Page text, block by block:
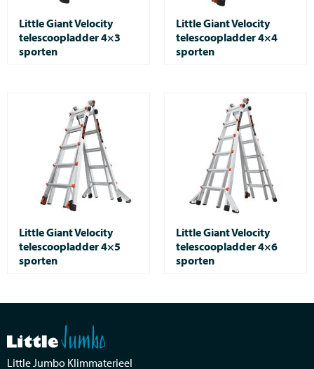
Little Giant Velocity
telescoopladder 4×3
sporten
Little Giant Velocity
telescoopladder 4×4
sporten
Little Giant Velocity
telescoopladder 4×5
sporten
Little Giant Velocity
telescoopladder 4×6
sporten
Little Jumbo Klimmaterieel